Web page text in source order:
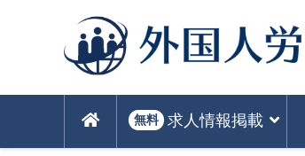
無料 求人情報掲載